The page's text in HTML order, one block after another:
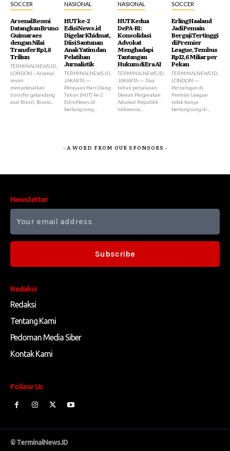
SOCCER
Arsenal Resmi
Datangkan Bruno
Guimaraes
dengan Nilai
Transfer Rp1,8
Triliun
TERMINALNEWS.ID,
LONDON – Arsenal
resmi
menyelesaikan
transfer gelandang
asal Brasil, Bruno...
NASIONAL
HUT ke-2
EdisiNews.id
Digelar Khidmat,
Diisi Santunan
Anak Yatim dan
Pelatihan
Jurnalistik
TERMINALNEWS.ID,
JAKARTA —
Perayaan Hari Ulang
Tahun (HUT) ke-2
EdisiNews.id
berlangsung...
NASIONAL
HUT Kedua
DePA-RI:
Konsolidasi
Advokat
Menghadapi
Tantangan
Hukum di Era AI
TERMINALNEWS.ID,
JAKARTA — Dua
tahun perjalanan
Dewan Pergerakan
Advokat Republik
Indonesia...
SOCCER
Erling Haaland
Jadi Pemain
Bergaji Tertinggi
di Premier
League, Tembus
Rp12,6 Miliar per
Pekan
TERMINALNEWS.ID,
LONDON —
Persaingan di
Premier League
tidak hanya
berlangsung di...
- A WORD FROM OUR SPONSORS -
Redaksi
Redaksi
Tentang Kami
Pedoman Media Siber
Kontak Kami
Follow Us
Newsletter
Subscribe
© TerminalNews.ID